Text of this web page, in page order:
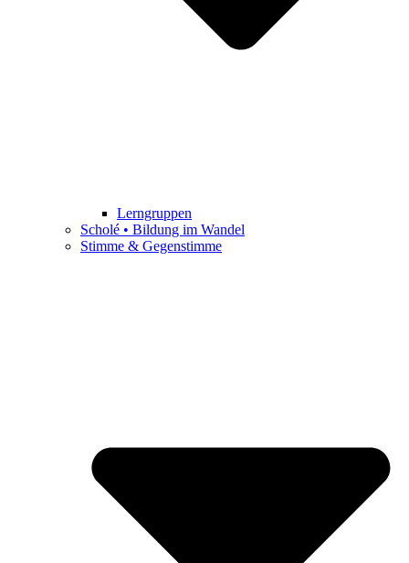
Lerngruppen
Scholé • Bildung im Wandel
Stimme & Gegenstimme